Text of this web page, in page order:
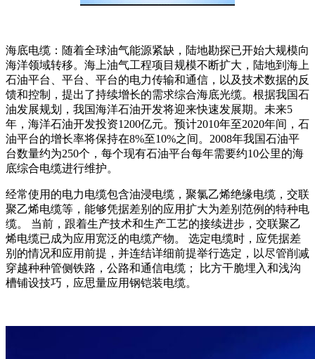
海底电缆：随着全球油气能源紧缺，陆地勘探已开始大规模向
海洋领域转移。海上油气工程项目规模不断扩大，陆地到海上
石油平台、平台、平台的电力传输和通信，以及技术数据的反
馈和控制，提出了持续增长的需求综合海底光缆。根据我国石
油发展规划，我国海洋石油开发将迎来快速发展期。未来5
年，海洋石油开发投资1200亿元。预计2010年至2020年间，石
油平台的增长率将保持在8%至10%之间。2008年我国石油平
台数量约为250个，每个现有石油平台每年需要约10公里的海
底综合电缆进行维护。
经常使用的电力电缆包含油浸电缆，聚氯乙烯绝缘电缆，交联
聚乙烯电缆等，能够凭据差别的应用扩大为差别范例的特种电
缆。 当前，跟着生产技术和生产工艺的接续进步，交联聚乙
烯电缆已成为应用宽泛的电缆产物。 选定电缆时，应凭据差
别的情况和应用前提，并连结详细前提举行选定，以尽管削减
穿越种种管侧铁路，公路和通信电缆； 比方干脆埋入和浅沟
槽铺设技巧，应思量应用钢铠装电缆。